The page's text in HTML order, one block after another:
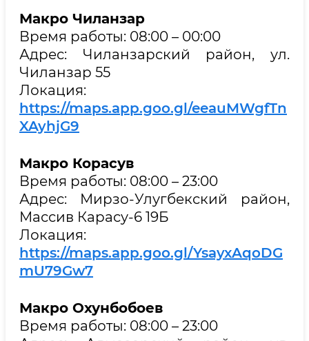
Макро Чиланзар
Время работы: 08:00 – 00:00
Адрес: Чиланзарский район, ул.
Чиланзар 55
Локация:
https://maps.app.goo.gl/eeauMWgfTn
XAyhjG9
Макро Корасув
Время работы: 08:00 – 23:00
Адрес: Мирзо-Улугбекский район,
Массив Карасу-6 19Б
Локация:
https://maps.app.goo.gl/YsayxAqoDG
mU79Gw7
Макро Охунбобоев
Время работы: 08:00 – 23:00